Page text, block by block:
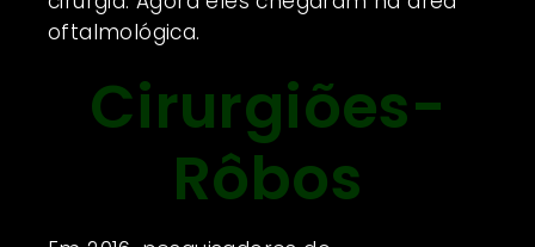
oftalmológica.
Cirurgiões-
Rôbos